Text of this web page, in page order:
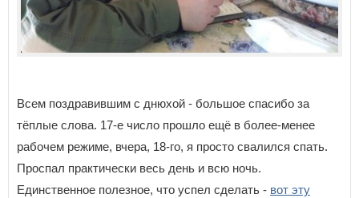
Всем поздравившим с днюхой - большое спасибо за
тёплые слова. 17-е число прошло ещё в более-менее
рабочем режиме, вчера, 18-го, я просто свалился спать.
Проспал практически весь день и всю ночь.
Единственное полезное, что успел сделать - вот эту